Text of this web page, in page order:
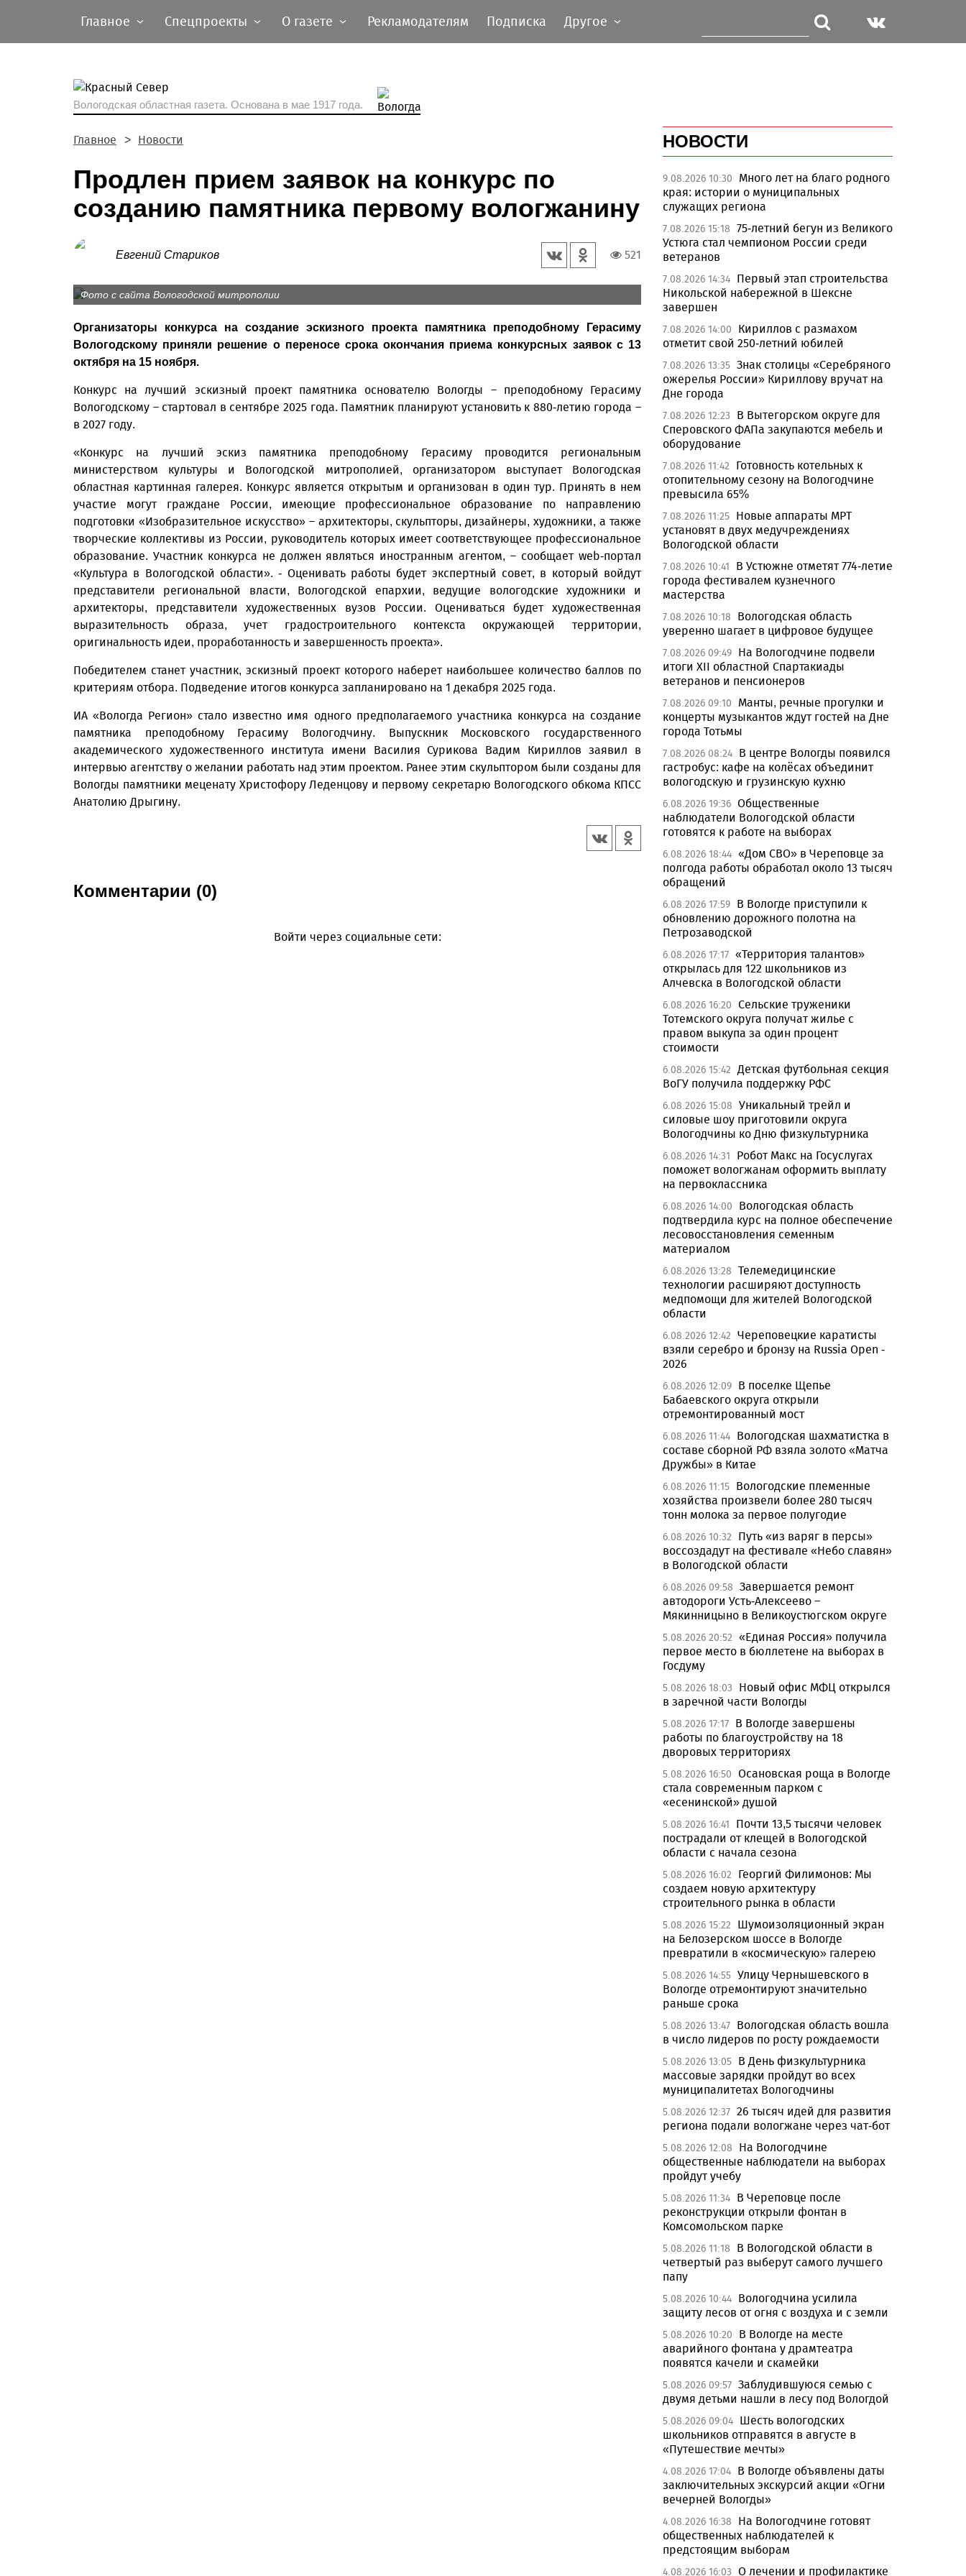
Главное Спецпроекты О газете Рекламодателям Подписка Другое
Вологодская областная газета. Основана в мае 1917 года.
Главное Новости
Продлен прием заявок на конкурс по
созданию памятника первому вологжанину
Евгений Стариков 521
Фото с сайта Вологодской митрополии
Организаторы конкурса на создание эскизного проекта памятника преподобному Герасиму
Вологодскому приняли решение о переносе срока окончания приема конкурсных заявок с 13
октября на 15 ноября.
Конкурс на лучший эскизный проект памятника основателю Вологды – преподобному Герасиму
Вологодскому – стартовал в сентябре 2025 года. Памятник планируют установить к 880-летию города –
в 2027 году.
«Конкурс на лучший эскиз памятника преподобному Герасиму проводится региональным
министерством культуры и Вологодской митрополией, организатором выступает Вологодская
областная картинная галерея. Конкурс является открытым и организован в один тур. Принять в нем
участие могут граждане России, имеющие профессиональное образование по направлению
подготовки «Изобразительное искусство» – архитекторы, скульпторы, дизайнеры, художники, а также
творческие коллективы из России, руководитель которых имеет соответствующее профессиональное
образование. Участник конкурса не должен являться иностранным агентом, – сообщает web-портал
«Культура в Вологодской области». - Оценивать работы будет экспертный совет, в который войдут
представители региональной власти, Вологодской епархии, ведущие вологодские художники и
архитекторы, представители художественных вузов России. Оцениваться будет художественная
выразительность образа, учет градостроительного контекста окружающей территории,
оригинальность идеи, проработанность и завершенность проекта».
Победителем станет участник, эскизный проект которого наберет наибольшее количество баллов по
критериям отбора. Подведение итогов конкурса запланировано на 1 декабря 2025 года.
ИА «Вологда Регион» стало известно имя одного предполагаемого участника конкурса на создание
памятника преподобному Герасиму Вологодчину. Выпускник Московского государственного
академического художественного института имени Василия Сурикова Вадим Кириллов заявил в
интервью агентству о желании работать над этим проектом. Ранее этим скульптором были созданы для
Вологды памятники меценату Христофору Леденцову и первому секретарю Вологодского обкома КПСС
Анатолию Дрыгину.
Комментарии (0)
Войти через социальные сети:
НОВОСТИ
9.08.2026 10:30
Много лет на благо родного
края: истории о муниципальных
служащих региона
7.08.2026 15:18 75-летний бегун из Великого
Устюга стал чемпионом России среди
ветеранов
7.08.2026 14:34 Первый этап строительства
Никольской набережной в Шексне
завершен
7.08.2026 14:00
Кириллов с размахом
отметит свой 250-летний юбилей
7.08.2026 13:35 Знак столицы «Серебряного
ожерелья России» Кириллову вручат на
Дне города
7.08.2026 12:23
В Вытегорском округе для
Сперовского ФАПа закупаются мебель и
оборудование
7.08.2026 11:42
Готовность котельных к
отопительному сезону на Вологодчине
превысила 65%
7.08.2026 11:25 Новые аппараты МРТ
установят в двух медучреждениях
Вологодской области
7.08.2026 10:41
В Устюжне отметят 774-летие
города фестивалем кузнечного
мастерства
7.08.2026 10:18
Вологодская область
уверенно шагает в цифровое будущее
7.08.2026 09:49 На Вологодчине подвели
итоги XII областной Спартакиады
ветеранов и пенсионеров
7.08.2026 09:10
Манты, речные прогулки и
концерты музыкантов ждут гостей на Дне
города Тотьмы
7.08.2026 08:24 В центре Вологды появился
гастробус: кафе на колёсах объединит
вологодскую и грузинскую кухню
6.08.2026 19:36 Общественные
наблюдатели Вологодской области
готовятся к работе на выборах
6.08.2026 18:44 «Дом СВО» в Череповце за
полгода работы обработал около 13 тысяч
обращений
6.08.2026 17:59 В Вологде приступили к
обновлению дорожного полотна на
Петрозаводской
6.08.2026 17:17 «Территория талантов»
открылась для 122 школьников из
Алчевска в Вологодской области
6.08.2026 16:20 Сельские труженики
Тотемского округа получат жилье с
правом выкупа за один процент
стоимости
6.08.2026 15:42 Детская футбольная секция
ВоГУ получила поддержку РФС
6.08.2026 15:08 Уникальный трейл и
силовые шоу приготовили округа
Вологодчины ко Дню физкультурника
6.08.2026 14:31
Робот Макс на Госуслугах
поможет вологжанам оформить выплату
на первоклассника
6.08.2026 14:00
Вологодская область
подтвердила курс на полное обеспечение
лесовосстановления семенным
материалом
6.08.2026 13:28 Телемедицинские
технологии расширяют доступность
медпомощи для жителей Вологодской
области
6.08.2026 12:42 Череповецкие каратисты
взяли серебро и бронзу на Russia Open -
2026
6.08.2026 12:09 В поселке Щепье
Бабаевского округа открыли
отремонтированный мост
6.08.2026 11:44 Вологодская шахматистка в
составе сборной РФ взяла золото «Матча
Дружбы» в Китае
6.08.2026 11:15 Вологодские племенные
хозяйства произвели более 280 тысяч
тонн молока за первое полугодие
6.08.2026 10:32
Путь «из варяг в персы»
воссоздадут на фестивале «Небо славян»
в Вологодской области
6.08.2026 09:58 Завершается ремонт
автодороги Усть-Алексеево –
Мякинницыно в Великоустюгском округе
5.08.2026 20:52 «Единая Россия» получила
первое место в бюллетене на выборах в
Госдуму
5.08.2026 18:03
Новый офис МФЦ открылся
в заречной части Вологды
5.08.2026 17:17 В Вологде завершены
работы по благоустройству на 18
дворовых территориях
5.08.2026 16:50 Осановская роща в Вологде
стала современным парком с
«есенинской» душой
5.08.2026 16:41
Почти 13,5 тысячи человек
пострадали от клещей в Вологодской
области с начала сезона
5.08.2026 16:02
Георгий Филимонов: Мы
создаем новую архитектуру
строительного рынка в области
5.08.2026 15:22
Шумоизоляционный экран
на Белозерском шоссе в Вологде
превратили в «космическую» галерею
5.08.2026 14:55 Улицу Чернышевского в
Вологде отремонтируют значительно
раньше срока
5.08.2026 13:47 Вологодская область вошла
в число лидеров по росту рождаемости
5.08.2026 13:05 В День физкультурника
массовые зарядки пройдут во всех
муниципалитетах Вологодчины
5.08.2026 12:37 26 тысяч идей для развития
региона подали вологжане через чат-бот
5.08.2026 12:08
На Вологодчине
общественные наблюдатели на выборах
пройдут учебу
5.08.2026 11:34 В Череповце после
реконструкции открыли фонтан в
Комсомольском парке
5.08.2026 11:18
В Вологодской области в
четвертый раз выберут самого лучшего
папу
5.08.2026 10:44 Вологодчина усилила
защиту лесов от огня с воздуха и с земли
5.08.2026 10:20
В Вологде на месте
аварийного фонтана у драмтеатра
появятся качели и скамейки
5.08.2026 09:57 Заблудившуюся семью с
двумя детьми нашли в лесу под Вологдой
5.08.2026 09:04 Шесть вологодских
школьников отправятся в августе в
«Путешествие мечты»
4.08.2026 17:04 В Вологде объявлены даты
заключительных экскурсий акции «Огни
вечерней Вологды»
4.08.2026 16:38
На Вологодчине готовят
общественных наблюдателей к
предстоящим выборам
4.08.2026 16:03 О лечении и профилактике